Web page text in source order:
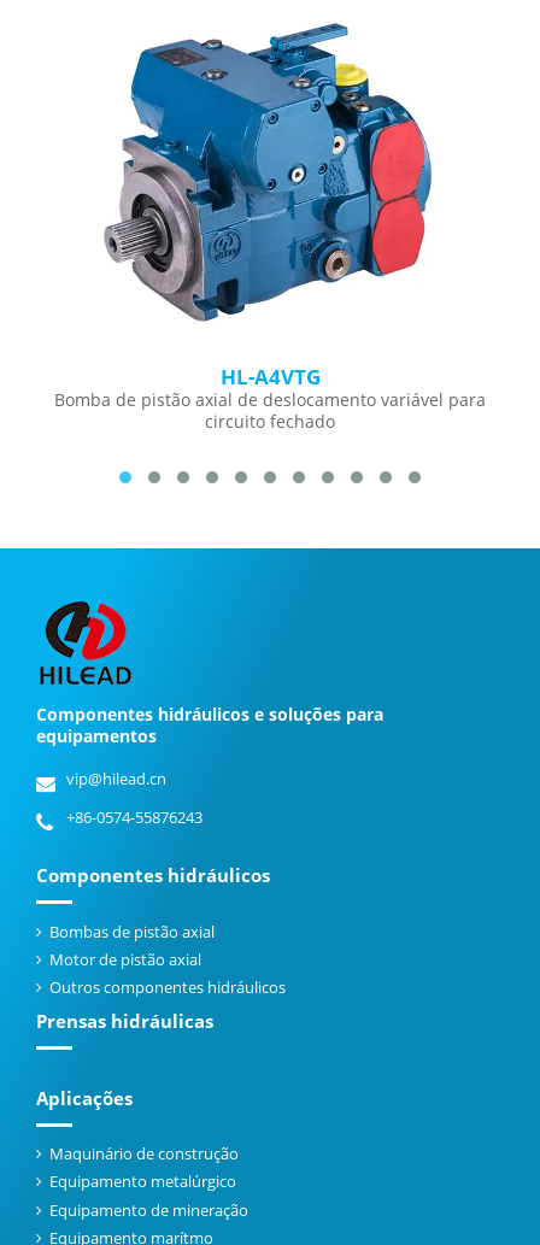
HL-A4VTG
Bomba de pistão axial de deslocamento variável para
circuito fechado
Componentes hidráulicos e soluções para
equipamentos
vip@hilead.cn
+86-0574-55876243
Componentes hidráulicos
Bombas de pistão axial
Motor de pistão axial
Outros componentes hidráulicos
Prensas hidráulicas
Aplicações
Maquinário de construção
Equipamento metalúrgico
Equipamento de mineração
Equipamento marítmo